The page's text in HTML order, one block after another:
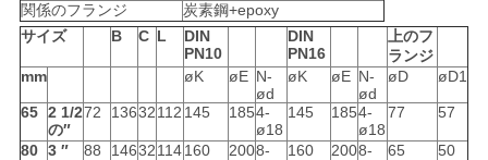
関係のフランジ
炭素鋼+epoxy
サイズ
B C L
DIN
PN10
DIN
PN16
上のフ
ランジ
mm
øK øE N-
ød
øK øE N-
ød
øD øD1
65 2 1/2
の″
72 13632112 145 1854-
ø18
145 1854-
ø18
77 57
80 3 ″ 88 14632114160 2008-
160 2008-
65 50